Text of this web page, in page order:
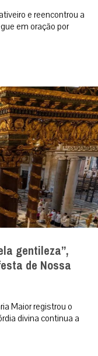
e reencontrou a
em oração por
gentileza”,
de Nossa
Maior registrou o
divina continua a